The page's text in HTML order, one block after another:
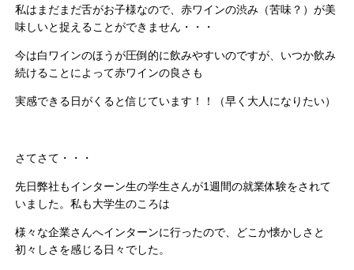
私はまだまだ舌がお子様なので、赤ワインの渋み（苦味？）が美
味しいと捉えることができません・・・
今は白ワインのほうが圧倒的に飲みやすいのですが、いつか飲み
続けることによって赤ワインの良さも
実感できる日がくると信じています！！（早く大人になりたい）
さてさて・・・
先日弊社もインターン生の学生さんが1週間の就業体験をされて
いました。私も大学生のころは
様々な企業さんへインターンに行ったので、どこか懐かしさと
初々しさを感じる日々でした。